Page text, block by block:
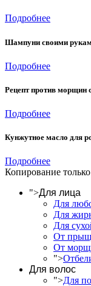
Подробнее
Шампуни своими
Подробнее
Рецепт против
Подробнее
Кунжутное масло для
Подробнее
Копирование
">Для лица
Для
Для
Для
От
От
">
Для волос
">Для